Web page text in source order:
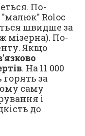
По-
Roloc
швидше за
мізерна). По-
Якщо
. На 11 000
за
саму
і
до